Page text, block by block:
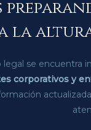
la
legal se encuentra
corporativos y